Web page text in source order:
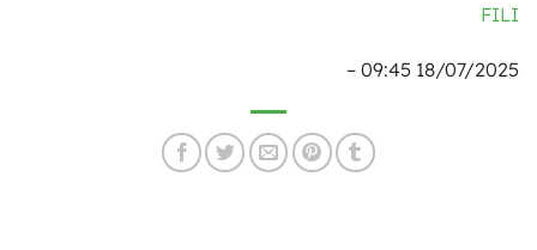
FILI
– 09:45 18/07/2025